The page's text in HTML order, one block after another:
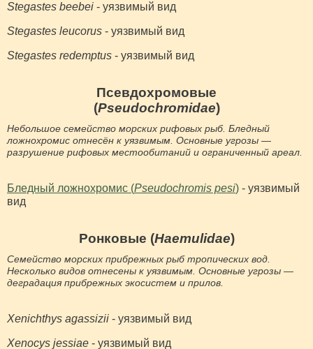
Stegastes beebei - уязвимый вид
Stegastes leucorus - уязвимый вид
Stegastes redemptus - уязвимый вид
Псевдохромовые
(Pseudochromidae)
Небольшое семейство морских рифовых рыб. Бледный
ложнохромис отнесён к уязвимым. Основные угрозы —
разрушение рифовых местообитаний и ограниченный ареал.
Бледный ложнохромис (Pseudochromis pesi) - уязвимый
вид
Ронковые (Haemulidae)
Семейство морских прибрежных рыб тропических вод.
Несколько видов отнесены к уязвимым. Основные угрозы —
деградация прибрежных экосистем и прилов.
Xenichthys agassizii - уязвимый вид
Xenocys jessiae - уязвимый вид